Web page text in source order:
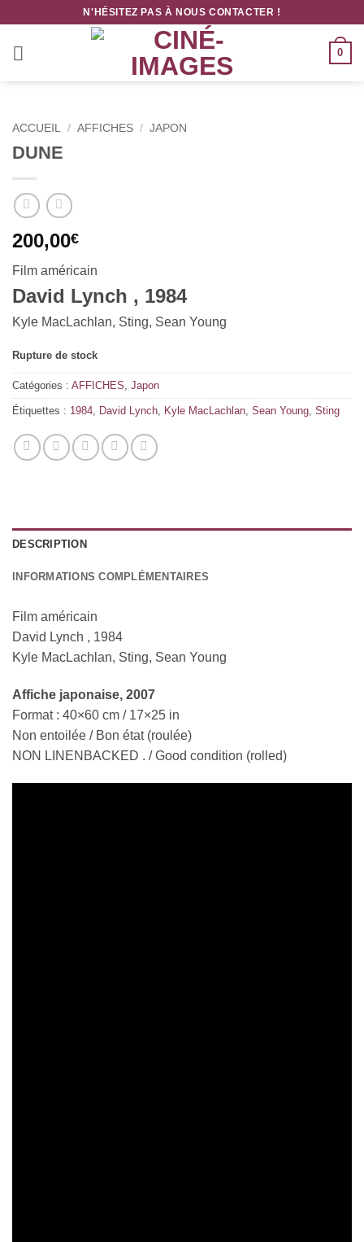
contenu
N'HÉSITEZ PAS À NOUS CONTACTER !
0
ACCUEIL / AFFICHES / JAPON
DUNE
200,00€
Film américain
David Lynch , 1984
Kyle MacLachlan, Sting, Sean Young
Rupture de stock
Catégories : AFFICHES, Japon
Étiquettes : 1984, David Lynch, Kyle MacLachlan, Sean Young, Sting
DESCRIPTION
INFORMATIONS COMPLÉMENTAIRES
Film américain
David Lynch , 1984
Kyle MacLachlan, Sting, Sean Young
Affiche japonaise, 2007
Format : 40×60 cm / 17×25 in
Non entoilée / Bon état (roulée)
NON LINENBACKED . / Good condition (rolled)